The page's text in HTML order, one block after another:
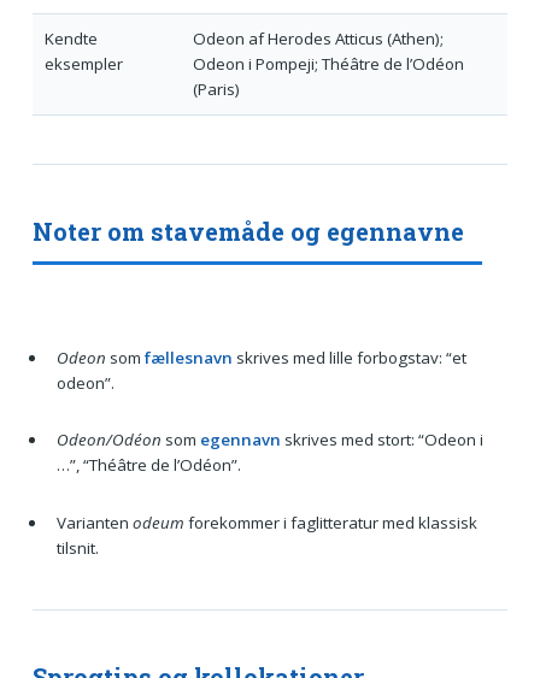
Kendte
eksempler
Odeon af Herodes Atticus (Athen);
Odeon i Pompeji; Théâtre de l’Odéon
(Paris)
Noter om stavemåde og egennavne
Odeon somfællesnavn skrives med lille forbogstav: “et
odeon”.
Odeon/Odéon som egennavn skrives med stort: “Odeon i
…”, “Théâtre de l’Odéon”.
Varianten odeum forekommer i faglitteratur med klassisk
tilsnit.